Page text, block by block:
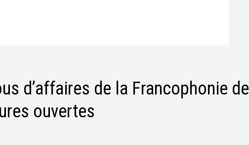
d’affaires de la Francophonie de
ouvertes